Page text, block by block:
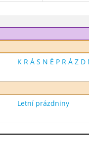
K R Á S N É P R Á Z D
Letní prázdniny